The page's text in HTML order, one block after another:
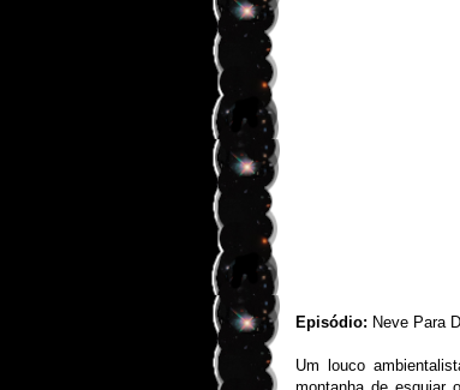
Episódio: Neve Para
Um louco